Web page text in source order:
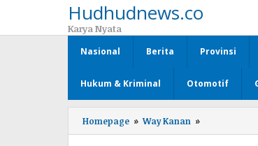
Hudhudnews.co
Karya Nyata
Nasional Berita Provinsi
Hukum & Kriminal Otomotif
Homepage » Way Kanan »
Way